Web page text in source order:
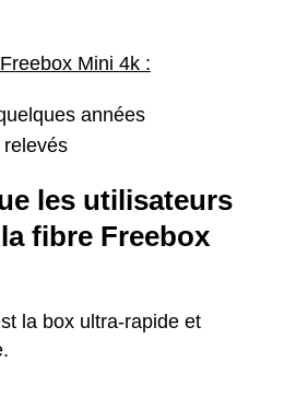
Mini 4k :
années
les utilisateurs
fibre Freebox
la box ultra-rapide et